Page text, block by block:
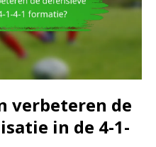
verbeteren de
in de 4-1-